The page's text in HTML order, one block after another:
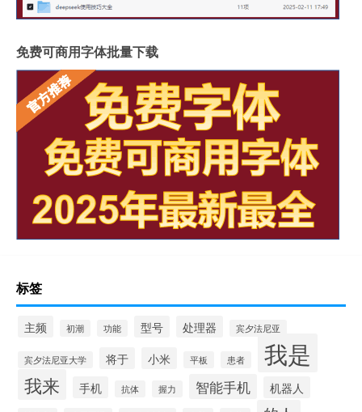
免费可商用字体批量下载
标签
主频 初潮 功能 型号 处理器 宾夕法尼亚
宾夕法尼亚大学 将于 小米 平板 患者 我是
我来 手机 抗体 握力 智能手机 机器人